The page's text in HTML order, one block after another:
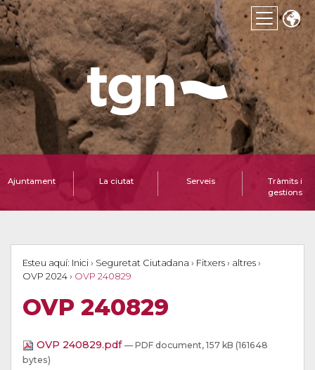
Ajuntament La ciutat Serveis
Tràmits i
gestions
Esteu aquí: Inici › Seguretat Ciutadana › Fitxers › altres ›
OVP 2024 › OVP 240829
OVP 240829
OVP 240829.pdf — PDF document, 157 kB (161648
bytes)